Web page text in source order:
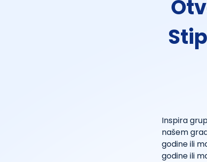
Inspira
našem
godine ili
godine ili